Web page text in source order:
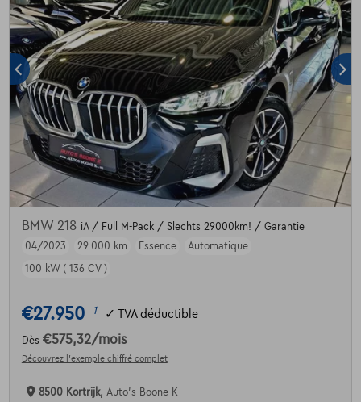
BMW 218 iA / Full M-Pack / Slechts 29000km! / Garantie
04/2023
29.000 km Essence
Automatique
100 kW ( 136 CV )
€27.950 1 ✓ TVA déductible
Dès €575,32/mois
Découvrez l’exemple chiffré complet
8500 Kortrijk, Auto's Boone K